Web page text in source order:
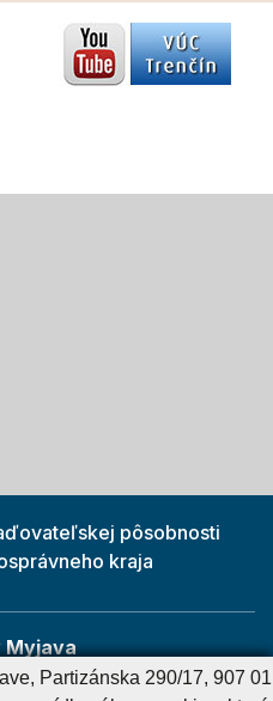
pôsobnosti
kraja
Myjava
Partizánska 290/17, 907 01